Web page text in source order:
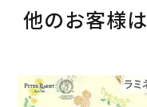
他のお客様